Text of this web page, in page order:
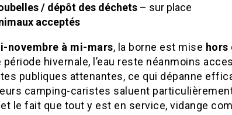
/ dépôt des déchets– sur place
acceptés
novembre à mi-mars, la borne est mise hors
période hivernale, l’eau reste néanmoins
publiques attenantes, ce qui dépanne
camping-caristes saluent
et le fait que tout y est en service, vidange